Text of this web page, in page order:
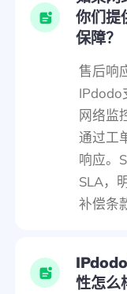
你们提
保障？
售后响
IPdodo
网络监
通过工
响应。
SLA，
补偿条
性怎么